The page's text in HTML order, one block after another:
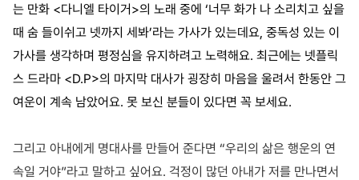
는 만화 <다니엘 타이거>의 노래 중에 ‘너무 화가 나 소리치고 싶을
때 숨 들이쉬고 넷까지 세봐’라는 가사가 있는데요, 중독성 있는 이
가사를 생각하며 평정심을 유지하려고 노력해요. 최근에는 넷플릭
스 드라마 <D.P>의 마지막 대사가 굉장히 마음을 울려서 한동안 그
여운이 계속 남았어요. 못 보신 분들이 있다면 꼭 보세요.
그리고 아내에게 명대사를 만들어 준다면 “우리의 삶은 행운의 연
속일 거야”라고 말하고 싶어요. 걱정이 많던 아내가 저를 만나면서